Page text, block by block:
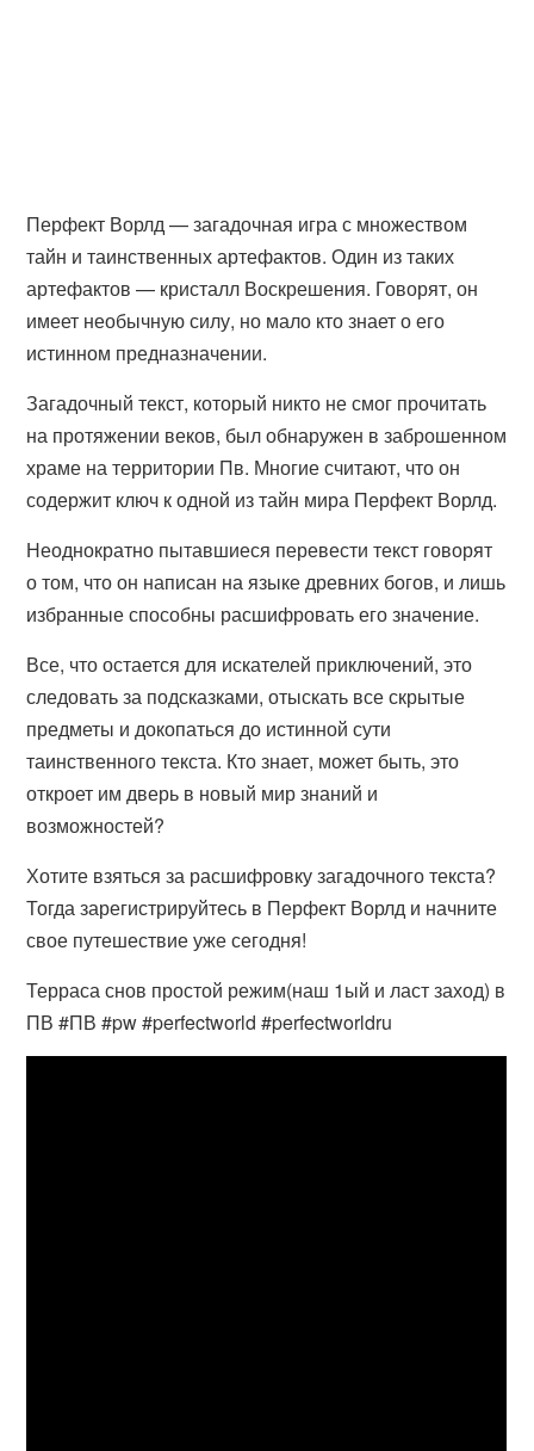
Перфект Ворлд — загадочная игра с множеством
тайн и таинственных артефактов. Один из таких
артефактов — кристалл Воскрешения. Говорят, он
имеет необычную силу, но мало кто знает о его
истинном предназначении.
Загадочный текст, который никто не смог прочитать
на протяжении веков, был обнаружен в заброшенном
храме на территории Пв. Многие считают, что он
содержит ключ к одной из тайн мира Перфект Ворлд.
Неоднократно пытавшиеся перевести текст говорят
о том, что он написан на языке древних богов, и лишь
избранные способны расшифровать его значение.
Все, что остается для искателей приключений, это
следовать за подсказками, отыскать все скрытые
предметы и докопаться до истинной сути
таинственного текста. Кто знает, может быть, это
откроет им дверь в новый мир знаний и
возможностей?
Хотите взяться за расшифровку загадочного текста?
Тогда зарегистрируйтесь в Перфект Ворлд и начните
свое путешествие уже сегодня!
Терраса снов простой режим(наш 1ый и ласт заход) в
ПВ #ПВ​ #pw​ #perfectworld #perfectworldru